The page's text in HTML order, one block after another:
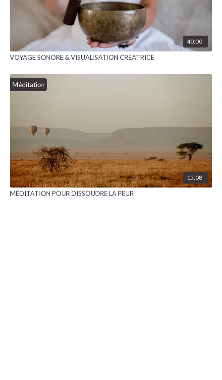
40:00
VOYAGE SONORE & VISUALISATION CRÉATRICE
Méditation
15:08
MÉDITATION POUR DISSOUDRE LA PEUR